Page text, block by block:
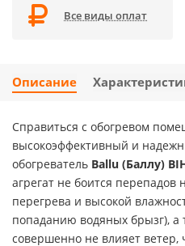
Все виды оплат
Описание
Справиться с обогревом
высокоэффективный и
обогреватель Ballu (Баллу)
агрегат не боится
перегрева и высокой
попаданию водяных брызг), а
совершенно не влияет ветер,